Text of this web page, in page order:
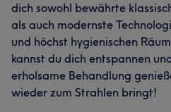
dich sowohl bewährte
als auch modernste
und höchst hygienischen
kannst du dich entspannen
erholsame Behandlung
wieder zum Strahlen bringt!